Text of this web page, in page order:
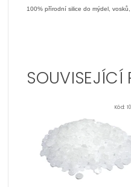
100% přírodní silice do mýdel,
SOUVISEJÍCÍ
Kód: